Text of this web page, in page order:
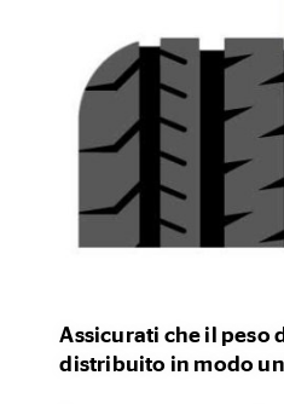
Assicurati che il peso
distribuito in modo